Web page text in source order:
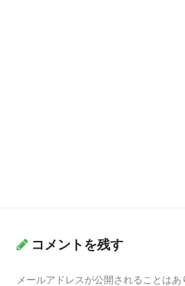
コメントを残す
メールアドレスが公開されることはあ